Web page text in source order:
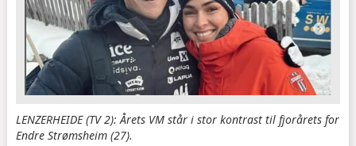
LENZERHEIDE (TV 2): Årets VM står i stor kontrast til fjorårets for
Endre Strømsheim (27).
Share this widget
📌